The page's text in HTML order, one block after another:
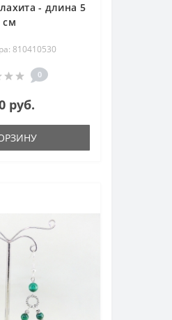
- длина 5
см
810410530
0
руб.